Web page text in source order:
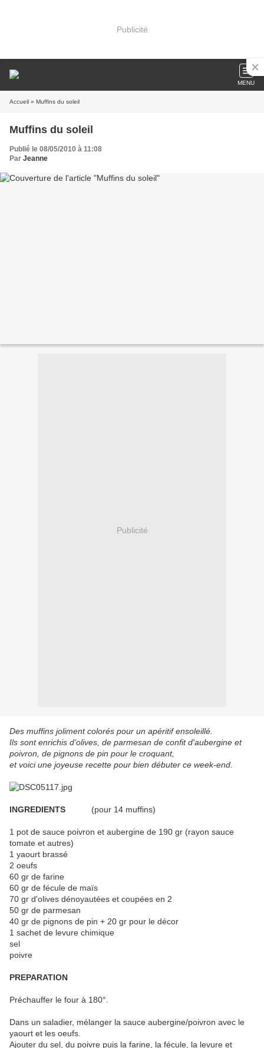
Publicité
MENU
Accueil » Muffins du soleil
Muffins du soleil
Publié le 08/05/2010 à 11:08
Par Jeanne
Publicité
Des muffins joliment colorés pour un apéritif ensoleillé.
Ils sont enrichis d'olives, de parmesan de confit d'aubergine et
poivron, de pignons de pin pour le croquant,
et voici une joyeuse recette pour bien débuter ce week-end.
INGREDIENTS (pour 14 muffins)
1 pot de sauce poivron et aubergine de 190 gr (rayon sauce
tomate et autres)
1 yaourt brassé
2 oeufs
60 gr de farine
60 gr de fécule de maïs
70 gr d'olives dénoyautées et coupées en 2
50 gr de parmesan
40 gr de pignons de pin + 20 gr pour le décor
1 sachet de levure chimique
sel
poivre
PREPARATION
Préchauffer le four à 180°.
Dans un saladier, mélanger la sauce aubergine/poivron avec le
yaourt et les oeufs.
Ajouter du sel, du poivre puis la farine, la fécule, la levure et